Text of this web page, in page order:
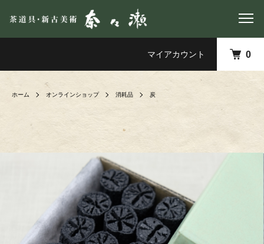
マイアカウント 0
ホーム オンラインショップ 消耗品 炭